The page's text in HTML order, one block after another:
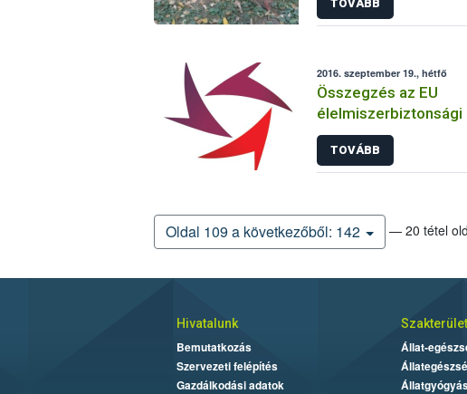
TOVÁBB
2016. szeptember 19., hétfő
Összegzés az EU
élelmiszerbiztonsági
TOVÁBB
Oldal 109 a következőből: 142 — 20 tétel
Hivatalunk
Bemutatkozás
Szervezeti felépítés
Gazdálkodási adatok
Állat-